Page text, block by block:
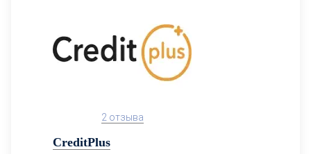
2 отзыва
CreditPlus